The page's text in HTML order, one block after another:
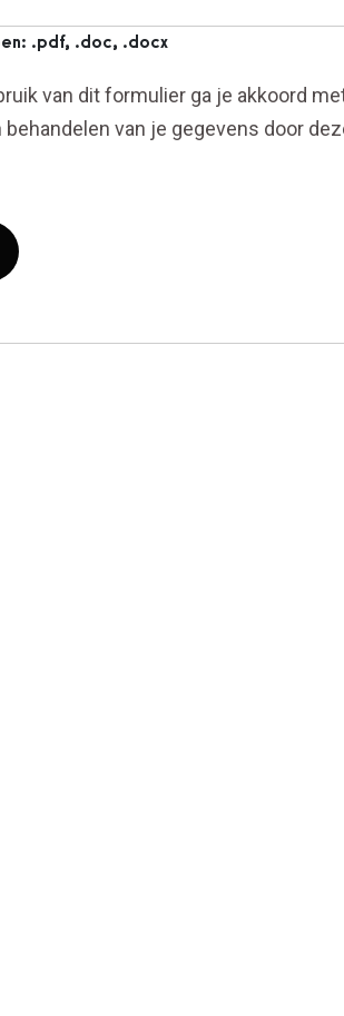
.pdf, .doc, .docx
van dit formulier ga je akkoord
behandelen van je gegevens door